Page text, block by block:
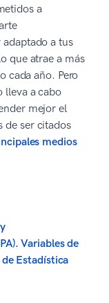
a
a tus
que atrae a más
cada año. Pero
lleva a cabo
mejor el
de ser citados
medios
Variables de
Estadística